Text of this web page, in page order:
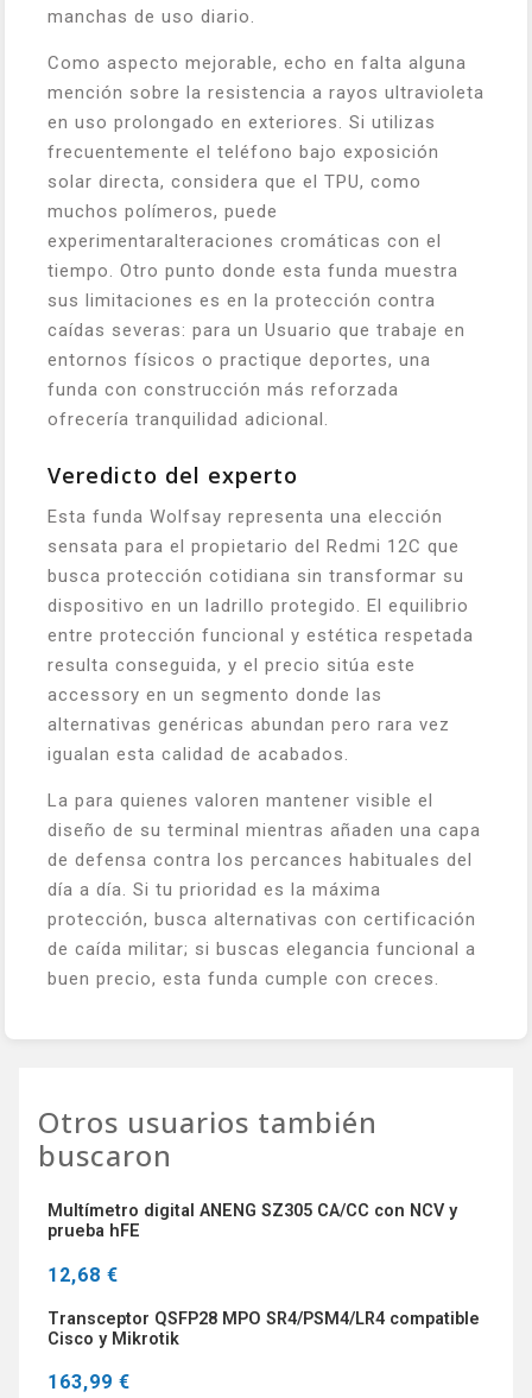
manchas de uso diario.
Como aspecto mejorable, echo en falta alguna
mención sobre la resistencia a rayos ultravioleta
en uso prolongado en exteriores. Si utilizas
frecuentemente el teléfono bajo exposición
solar directa, considera que el TPU, como
muchos polímeros, puede
experimentaralteraciones cromáticas con el
tiempo. Otro punto donde esta funda muestra
sus limitaciones es en la protección contra
caídas severas: para un Usuario que trabaje en
entornos físicos o practique deportes, una
funda con construcción más reforzada
ofrecería tranquilidad adicional.
Veredicto del experto
Esta funda Wolfsay representa una elección
sensata para el propietario del Redmi 12C que
busca protección cotidiana sin transformar su
dispositivo en un ladrillo protegido. El equilibrio
entre protección funcional y estética respetada
resulta conseguida, y el precio sitúa este
accessory en un segmento donde las
alternativas genéricas abundan pero rara vez
igualan esta calidad de acabados.
La para quienes valoren mantener visible el
diseño de su terminal mientras añaden una capa
de defensa contra los percances habituales del
día a día. Si tu prioridad es la máxima
protección, busca alternativas con certificación
de caída militar; si buscas elegancia funcional a
buen precio, esta funda cumple con creces.
Otros usuarios también
buscaron
Multímetro digital ANENG SZ305 CA/CC con NCV y
prueba hFE
12,68 €
Transceptor QSFP28 MPO SR4/PSM4/LR4 compatible
Cisco y Mikrotik
163,99 €